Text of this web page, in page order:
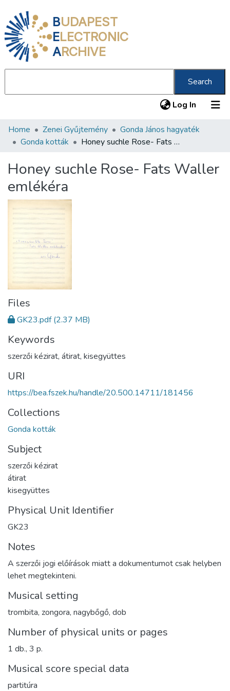
BUDAPEST
ELECTRONIC
ARCHIVE
Search
Log In (current)
Communities & Collections
Statistics
About us
Home Zenei Gyűjtemény
Gonda János hagyaték
Gonda kották
Honey suchle Rose- Fats Waller emlékéra
Honey suchle Rose- Fats Waller
emlékéra
Files
GK23.pdf(2.37 MB)
Keywords
szerzői kézirat, átirat, kisegyüttes
URI
https://bea.fszek.hu/handle/20.500.14711/181456
Collections
Gonda kották
Subject
szerzői kézirat
átirat
kisegyüttes
Physical Unit Identifier
GK23
Notes
A szerzői jogi előírások miatt a dokumentumot csak helyben
lehet megtekinteni.
Musical setting
trombita, zongora, nagybőgő, dob
Number of physical units or pages
1 db., 3 p.
Musical score special data
partitúra